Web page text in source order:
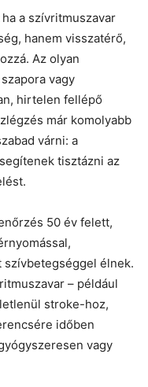
a szívritmuszavar
hanem visszatérő,
Az olyan
vagy
hirtelen fellépő
már komolyabb
várni: a
tisztázni az
50 év felett,
élnek.
– például
stroke-hoz,
időben
vagy